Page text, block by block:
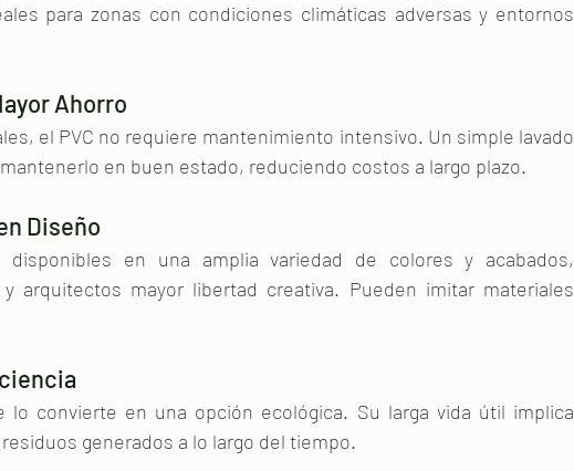
para zonas con condiciones climáticas adversas y entornos
Ahorro
el PVC no requiere mantenimiento intensivo. Un simple lavado
en buen estado, reduciendo costos a largo plazo.
Diseño
en una amplia variedad de colores y acabados,
arquitectos mayor libertad creativa. Pueden imitar materiales
lo convierte en una opción ecológica. Su larga vida útil implica
generados a lo largo del tiempo.